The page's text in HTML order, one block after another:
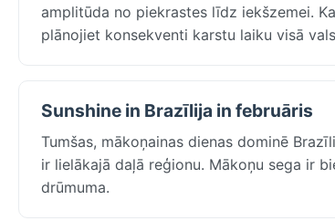
amplitūda no piekrastes līdz iekšzemei.
plānojiet konsekventi karstu laiku visā
Sunshine in Brazīlija in februāris
Tumšas, mākoņainas dienas dominē
ir lielākajā daļā reģionu. Mākoņu sega ir
drūmuma.